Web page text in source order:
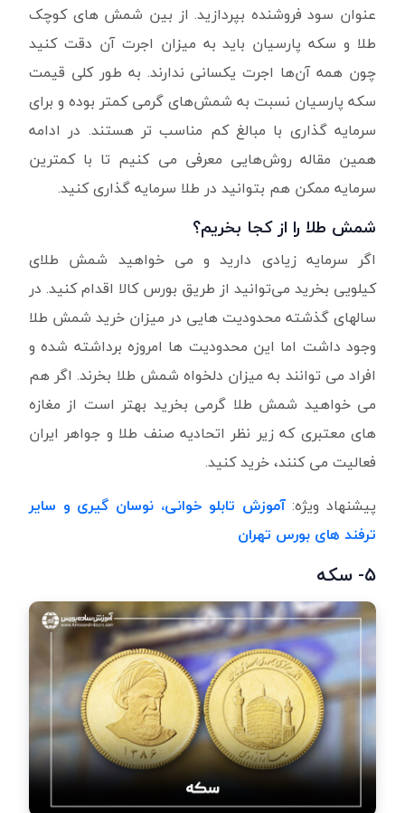
عنوان سود فروشنده بپردازید. از بین شمش های کوچک
طلا و سکه پارسیان باید به میزان اجرت آن دقت کنید
چون همه آن‌ها اجرت یکسانی ندارند. به طور کلی قیمت
سکه پارسیان نسبت به شمش‌های گرمی کمتر بوده و برای
سرمایه گذاری با مبالغ کم مناسب تر هستند. در ادامه
همین مقاله روش‌هایی معرفی می کنیم تا با کمترین
سرمایه ممکن هم بتوانید در طلا سرمایه گذاری کنید.
شمش طلا را از کجا بخریم؟
اگر سرمایه زیادی دارید و می خواهید شمش طلای
کیلویی بخرید می‌توانید از طریق بورس کالا اقدام کنید. در
سالهای گذشته محدودیت هایی در میزان خرید شمش طلا
وجود داشت اما این محدودیت ها امروزه برداشته شده و
افراد می توانند به میزان دلخواه شمش طلا بخرند. اگر هم
می خواهید شمش طلا گرمی بخرید بهتر است از مغازه
های معتبری که زیر نظر اتحادیه صنف طلا و جواهر ایران
فعالیت می کنند، خرید کنید.
پیشنهاد ویژه: آموزش تابلو خوانی، نوسان گیری و سایر
ترفند های بورس تهران
۵- سکه